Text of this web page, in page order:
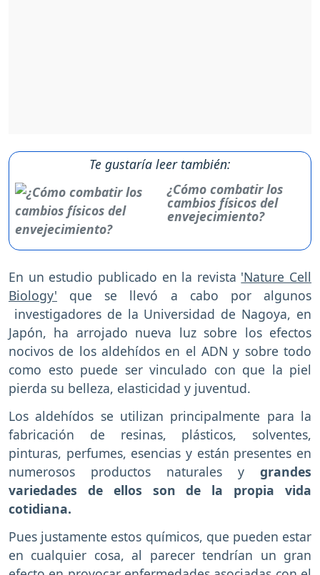
Te gustaría leer también:
¿Cómo combatir los
cambios físicos del
envejecimiento?
En un estudio publicado en la revista 'Nature Cell
Biology' que se llevó a cabo por algunos
investigadores de la Universidad de Nagoya, en
Japón, ha arrojado nueva luz sobre los efectos
nocivos de los aldehídos en el ADN y sobre todo
como esto puede ser vinculado con que la piel
pierda su belleza, elasticidad y juventud.
Los aldehídos se utilizan principalmente para la
fabricación de resinas, plásticos, solventes,
pinturas, perfumes, esencias y están presentes en
numerosos productos naturales y grandes
variedades de ellos son de la propia vida
cotidiana.
Pues justamente estos químicos, que pueden estar
en cualquier cosa, al parecer tendrían un gran